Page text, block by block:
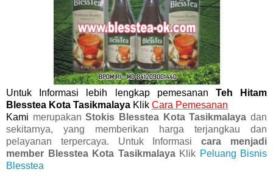
Untuk Informasi lebih lengkap pemesanan Teh Hitam
Blesstea Kota Tasikmalaya Klik Cara Pemesanan
Kami merupakanStokis Blesstea Kota Tasikmalayadan
sekitarnya, yang memberikan harga terjangkau dan
pelayanan terpercaya. Untuk Informasicara
menjadi
member Blesstea Kota Tasikmalaya Klik Peluang Bisnis
Blesstea